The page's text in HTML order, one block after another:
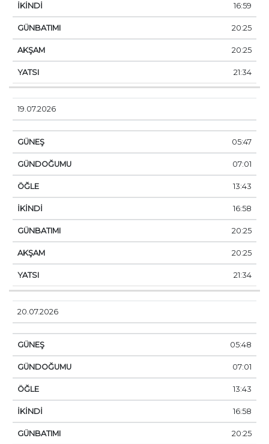
16:59
20:25
20:25
21:34
19.07.2026
05:47
07:01
13:43
16:58
20:25
20:25
21:34
20.07.2026
05:48
07:01
13:43
16:58
20:25